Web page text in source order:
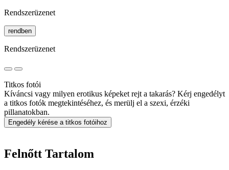
Rendszerüzenet
rendben
Rendszerüzenet
Titkos fotói
Kíváncsi vagy milyen erotikus képeket rejt a takarás? Kérj engedélyt
a titkos fotók megtekintéséhez, és merülj el a szexi, érzéki
pillanatokban.
Engedély kérése a titkos fotóihoz
Felnőtt Tartalom